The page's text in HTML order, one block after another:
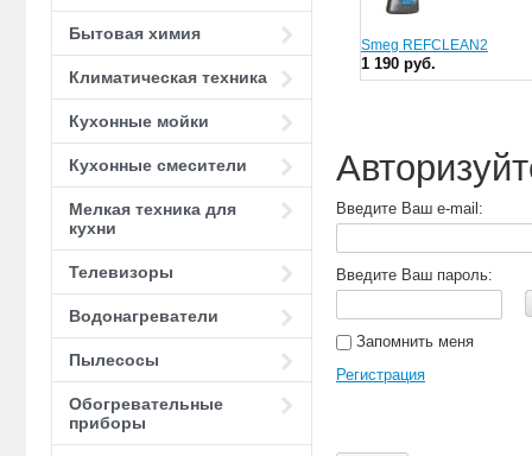
Бытовая химия
Климатическая техника
Кухонные мойки
Кухонные смесители
Мелкая техника для
кухни
Телевизоры
Водонагреватели
Пылесосы
Обогревательные
приборы
Smeg REFCLEAN2
1 190 руб.
Введите Ваш e-mail:
Введите Ваш пароль:
Запомнить меня
Регистрация